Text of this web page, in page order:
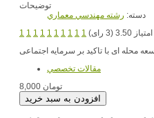
توضیحات
دسته: رشته مهندسي معماري
1 1 1 1 1 1 1 1 1 1
امتیاز 3.50 (3 رای)
محله ای با تاکید بر سرمایه اجتماعی
مقالات تخصصي
8,000 تومان